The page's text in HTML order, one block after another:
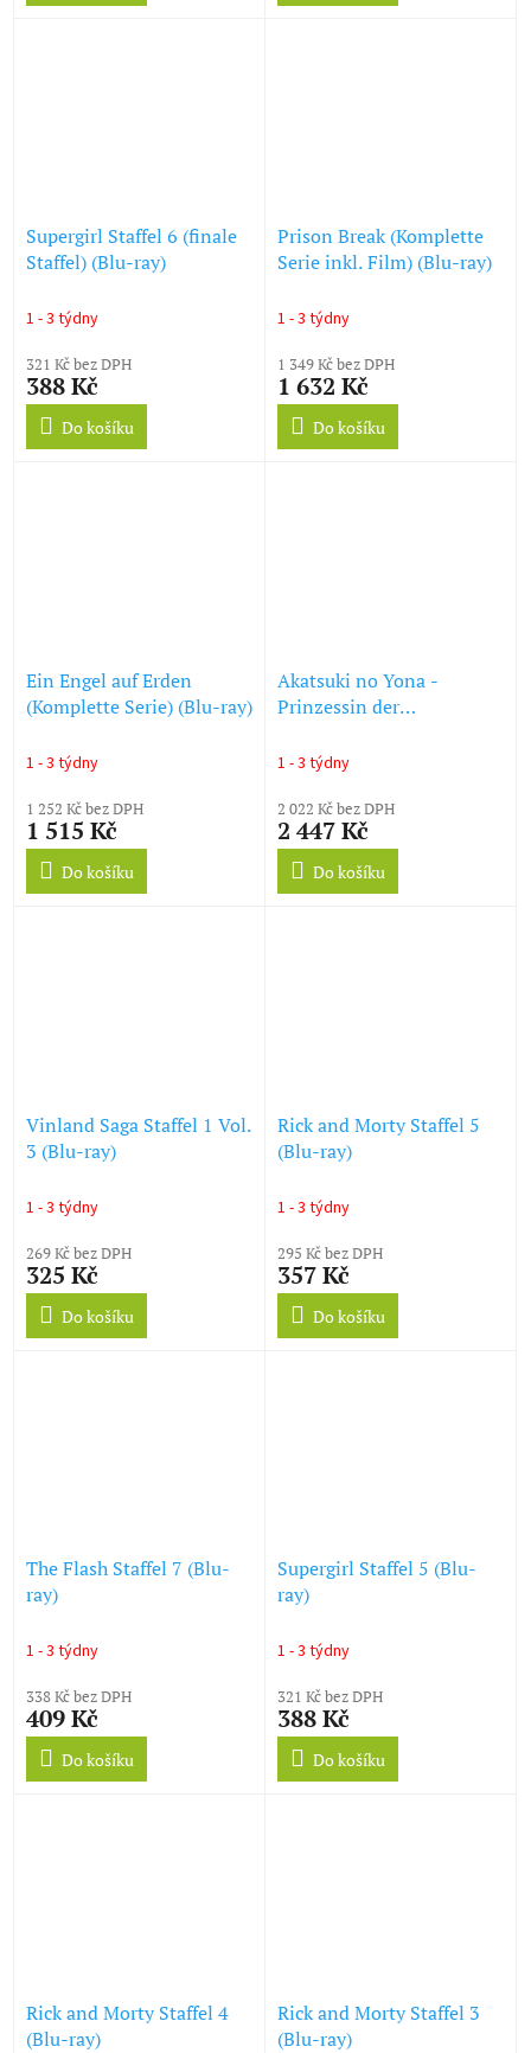
Supergirl Staffel 6 (finale
Staffel) (Blu-ray)
1 - 3 týdny
321 Kč bez DPH
388 Kč
Do košíku
Prison Break (Komplette
Serie inkl. Film) (Blu-ray)
1 - 3 týdny
1 349 Kč bez DPH
1 632 Kč
Do košíku
Ein Engel auf Erden
(Komplette Serie) (Blu-ray)
1 - 3 týdny
1 252 Kč bez DPH
1 515 Kč
Do košíku
Akatsuki no Yona -
Prinzessin der
(Komplette Serie) (Blu-ray)
1 - 3 týdny
2 022 Kč bez DPH
2 447 Kč
Do košíku
Vinland Saga Staffel 1 Vol.
3 (Blu-ray)
1 - 3 týdny
269 Kč bez DPH
325 Kč
Do košíku
Rick and Morty Staffel 5
(Blu-ray)
1 - 3 týdny
295 Kč bez DPH
357 Kč
Do košíku
The Flash Staffel 7 (Blu-
ray)
1 - 3 týdny
338 Kč bez DPH
409 Kč
Do košíku
Supergirl Staffel 5 (Blu-
ray)
1 - 3 týdny
321 Kč bez DPH
388 Kč
Do košíku
Rick and Morty Staffel 4
(Blu-ray)
Rick and Morty Staffel 3
(Blu-ray)